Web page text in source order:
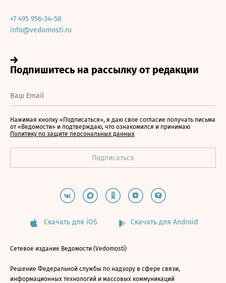
+7 495 956-34-58
info@vedomosti.ru
Нажимая кнопку «Подписаться», я даю свое согласие получать письма
от «Ведомости» и подтверждаю, что ознакомился и принимаю
Политику по защите персональных данных
Скачать для iOS Скачать для Android
Сетевое издание Ведомости (Vedomosti)
Решение Федеральной службы по надзору в сфере связи,
информационных технологий и массовых коммуникаций